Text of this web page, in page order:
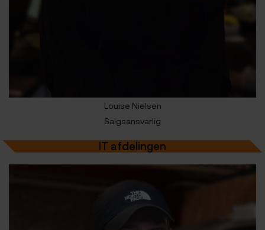
Louise Nielsen
Salgsansvarlig
IT afdelingen